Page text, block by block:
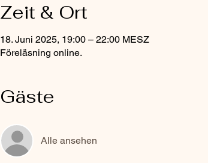
Zeit & Ort
18. Juni 2025, 19:00 – 22:00 MESZ
Föreläsning online.
Gäste
Alle ansehen